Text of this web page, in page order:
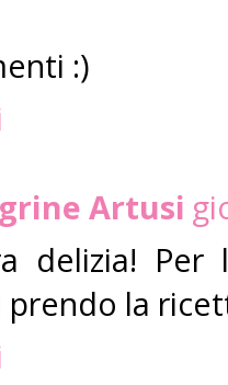
:)
Artusi
delizia! Per
prendo la